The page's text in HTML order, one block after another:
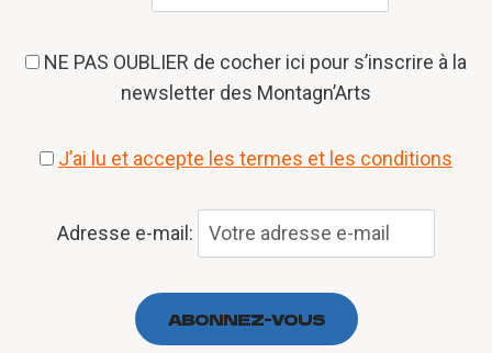
NE PAS OUBLIER de cocher ici pour s’inscrire à la
newsletter des Montagn’Arts
J’ai lu et accepte les termes et les conditions
Adresse e-mail: